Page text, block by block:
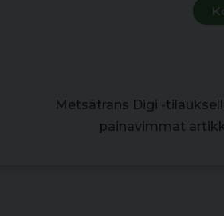
Metsätrans Digi -
painavimmat